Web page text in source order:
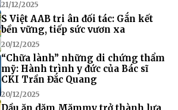
21/12/2025
S Việt AAB tri ân đối tác: Gắn kết
bền vững, tiếp sức vươn xa
20/12/2025
“Chữa lành” những di chứng thẩm
mỹ: Hành trình y đức của Bác sĩ
CKI Trần Đắc Quang
20/12/2025